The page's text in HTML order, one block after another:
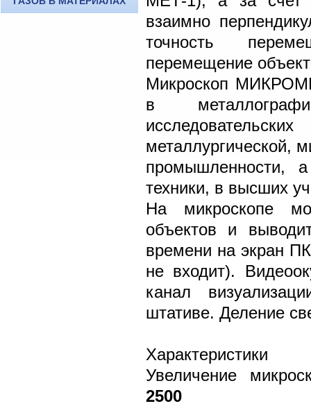
взаимно
точность
перемещение
Микроскоп
в
металлургической,
промышленности,
техники, в высших
На микроскопе
объектов и
времени на экран
не входит).
канал
штативе. Деление
Характеристики
Увеличение
2500